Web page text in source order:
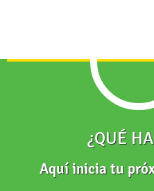
¿QUÉ
Aquí inicia tu